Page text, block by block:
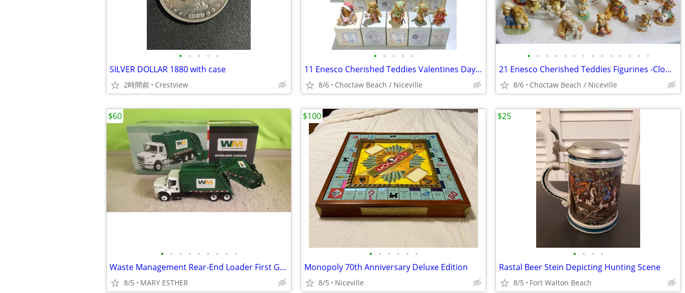
• • • • •
SILVER DOLLAR 1880 with case
2時間前 Crestview
• • • • •
11 Enesco Cherished Teddies Valentines Day / St Patricks Day Figurines
8/6 Choctaw Beach / Niceville
• • • • • • • • • • • • • •
21 Enesco Cherished Teddies Figurines -Clowns -Christmas -MerryGoRound
8/6 Choctaw Beach / Niceville
• • • • • • • • •
Waste Management Rear-End Loader First Gear 1:34 TRUCK
8/5 MARY ESTHER
$60
• • • • • •
Monopoly 70th Anniversary Deluxe Edition
8/5 Niceville
$100
• • • •
Rastal Beer Stein Depicting Hunting Scene
8/5 Fort Walton Beach
$25